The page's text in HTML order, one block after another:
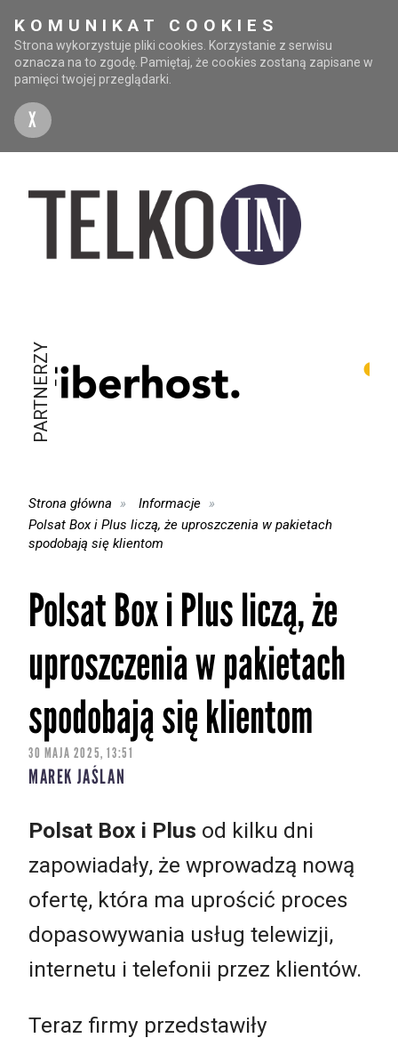
KOMUNIKAT COOKIES
Strona wykorzystuje pliki cookies. Korzystanie z serwisu
oznacza na to zgodę. Pamiętaj, że cookies zostaną zapisane w
pamięci twojej przeglądarki.
X
PARTNERZY
Strona główna
Informacje
Polsat Box i Plus liczą, że uproszczenia w pakietach
spodobają się klientom
Polsat Box i Plus liczą, że
uproszczenia w pakietach
spodobają się klientom
30 MAJA 2025, 13:51
MAREK JAŚLAN
Polsat Box i Plus od kilku dni
zapowiadały, że wprowadzą nową
ofertę, która ma uprościć proces
dopasowywania usług telewizji,
internetu i telefonii przez klientów.
Teraz firmy przedstawiły